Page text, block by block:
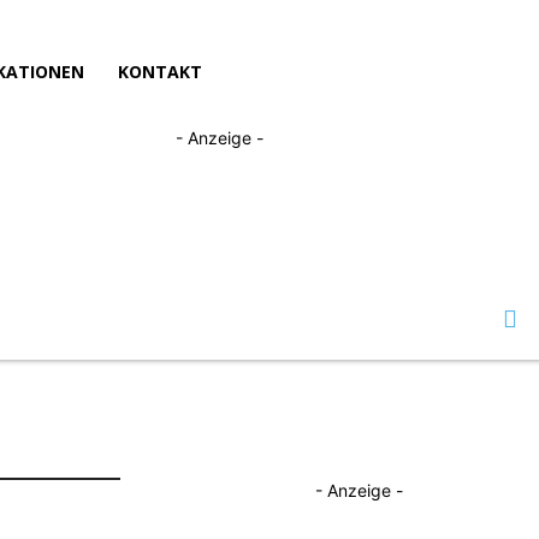
KONTAKT
- Anzeige -
- Anzeige -